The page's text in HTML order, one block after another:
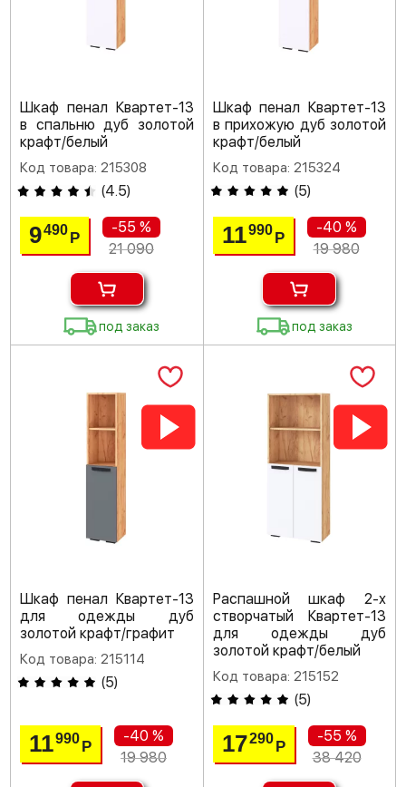
Шкаф пенал Квартет-13
в спальню дуб золотой
крафт/белый
Код товара: 215308
(4.5)
9490Р
-55 %
21 090
под заказ
Шкаф пенал Квартет-13
в прихожую дуб золотой
крафт/белый
Код товара: 215324
(5)
11990 Р
-40 %
19 980
под заказ
Шкаф пенал Квартет-13
для одежды дуб
золотой крафт/графит
Код товара: 215114
(5)
11990Р
-40 %
19 980
Распашной шкаф 2-х
створчатый Квартет-13
для одежды дуб
золотой крафт/белый
Код товара: 215152
(5)
17290 Р
-55 %
38 420